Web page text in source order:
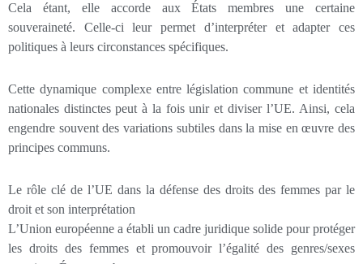
Cela étant, elle accorde aux États membres une certaine
souveraineté. Celle-ci leur permet d’interpréter et adapter ces
politiques à leurs circonstances spécifiques.
Cette dynamique complexe entre législation commune et identités
nationales distinctes peut à la fois unir et diviser l’UE. Ainsi, cela
engendre souvent des variations subtiles dans la mise en œuvre des
principes communs.
Le rôle clé de l’UE dans la défense des droits des femmes par le
droit et son interprétation
L’Union européenne a établi un cadre juridique solide pour protéger
les droits des femmes et promouvoir l’égalité des genres/sexes